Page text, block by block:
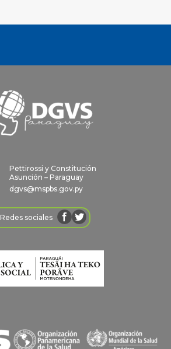
Pettirossi y Constitución
Asunción – Paraguay
dgvs@mspbs.gov.py
Redes sociales